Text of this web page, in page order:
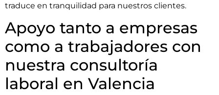
traduce en tranquilidad para nuestros clientes.
Apoyo tanto a empresas
como a trabajadores con
nuestra consultoría
laboral en Valencia